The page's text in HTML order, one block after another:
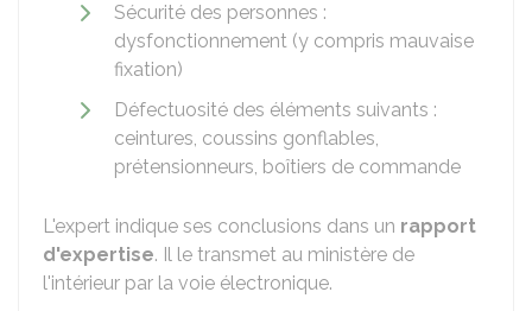
Sécurité des personnes :
dysfonctionnement (y compris mauvaise
fixation)
Défectuosité des éléments suivants :
ceintures, coussins gonflables,
prétensionneurs, boîtiers de commande
L'expert indique ses conclusions dans un rapport
d'expertise. Il le transmet au ministère de
l'intérieur par la voie électronique.